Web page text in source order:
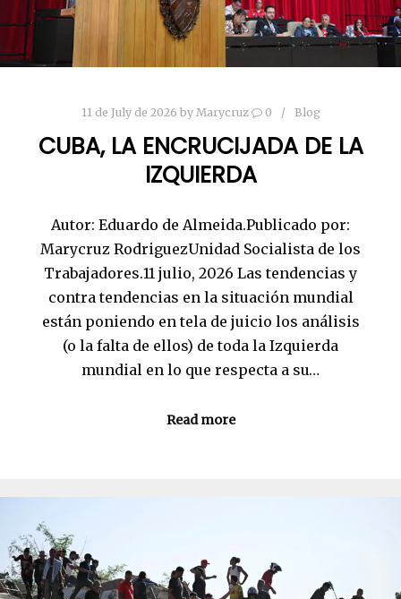
11 de July de 2026 by Marycruz 0 Blog
CUBA, LA ENCRUCIJADA DE LA
IZQUIERDA
Autor: Eduardo de Almeida.Publicado por:
Marycruz RodriguezUnidad Socialista de los
Trabajadores.11 julio, 2026 Las tendencias y
contra tendencias en la situación mundial
están poniendo en tela de juicio los análisis
(o la falta de ellos) de toda la Izquierda
mundial en lo que respecta a su…
Read more